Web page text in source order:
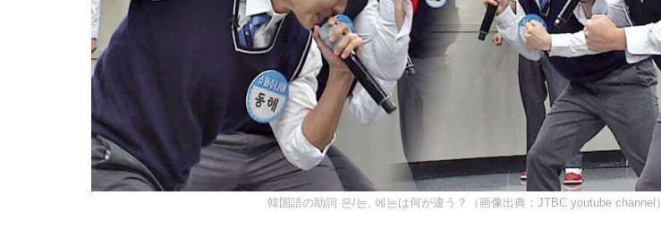
韓国語の助詞 은/는, 에는は何が違う？（画像出典：JTBC youtube channel）